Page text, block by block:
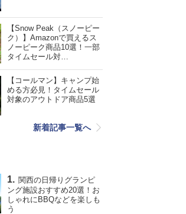
【Snow Peak（スノーピー
ク）】Amazonで買えるス
ノーピーク商品10選！一部
タイムセール対…
【コールマン】キャンプ始
める方必見！タイムセール
対象のアウトドア商品5選
新着記事一覧へ
関西の日帰りグランピ
ング施設おすすめ20選！お
しゃれにBBQなどを楽しも
う